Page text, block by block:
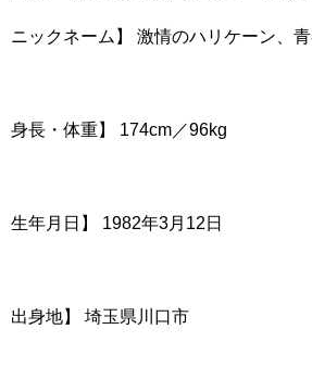
ニックネーム】 激情のハリケーン、
身長・体重】 174cm／96kg
生年月日】 1982年3月12日
出身地】 埼玉県川口市